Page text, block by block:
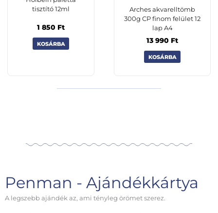
tisztító 12ml
1 850 Ft
KOSÁRBA
Arches akvarelltömb
300g CP finom felület 12
lap A4
13 990 Ft
KOSÁRBA
Penman - Ajándékkártya
A legszebb ajándék az, ami tényleg örömet szerez.